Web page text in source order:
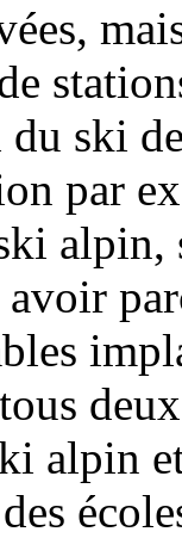
ski
par
avoir
alpin